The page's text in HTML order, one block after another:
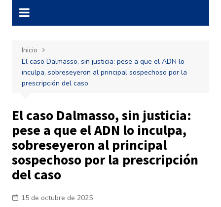
Inicio
El caso Dalmasso, sin justicia: pese a que el ADN lo
inculpa, sobreseyeron al principal sospechoso por la
prescripción del caso
El caso Dalmasso, sin justicia:
pese a que el ADN lo inculpa,
sobreseyeron al principal
sospechoso por la prescripción
del caso
15 de octubre de 2025